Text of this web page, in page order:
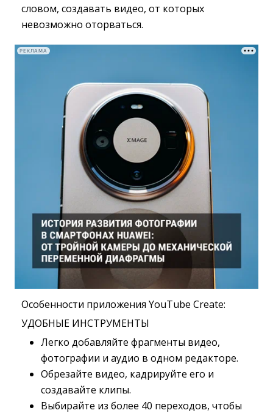
словом, создавать видео, от которых
невозможно оторваться.
РЕКЛАМА
Особенности приложения YouTube Create:
УДОБНЫЕ ИНСТРУМЕНТЫ
Легко добавляйте фрагменты видео,
фотографии и аудио в одном редакторе.
Обрезайте видео, кадрируйте его и
создавайте клипы.
Выбирайте из более 40 переходов, чтобы